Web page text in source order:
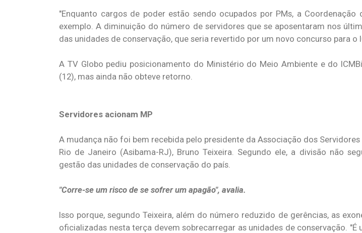
"Enquanto cargos de poder estão sendo ocupados por PMs, a
exemplo. A diminuição do número de servidores que se aposentaram nos
das unidades de conservação, que seria revertido por um novo concurso para o
A TV Globo pediu posicionamento do Ministério do Meio Ambiente e do
(12), mas ainda não obteve retorno.
Servidores acionam MP
A mudança não foi bem recebida pelo presidente da Associação dos
Rio de Janeiro (Asibama-RJ), Bruno Teixeira. Segundo ele, a divisão não
gestão das unidades de conservação do país.
"Corre-se um risco de se sofrer um apagão", avalia.
Isso porque, segundo Teixeira, além do número reduzido de gerências, as
oficializadas nesta terça devem sobrecarregar as unidades de conservação.